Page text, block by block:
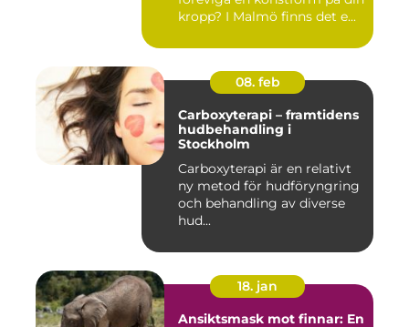
kropp? I Malmö finns det e...
08. feb
Carboxyterapi – framtidens
hudbehandling i
Stockholm
Carboxyterapi är en relativt
ny metod för hudföryngring
och behandling av diverse
hud...
18. jan
Ansiktsmask mot finnar: En